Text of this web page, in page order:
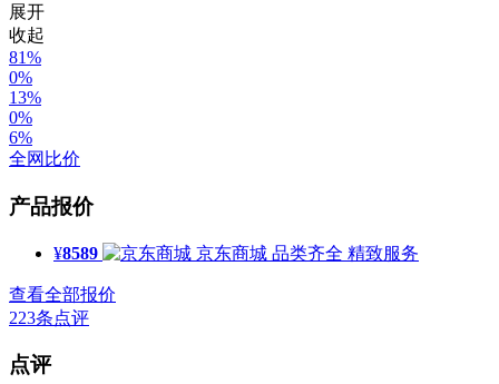
展开
收起
81%
0%
13%
0%
6%
全网比价
产品报价
¥8589 京东商城 品类齐全 精致服务
查看全部报价
223条点评
点评